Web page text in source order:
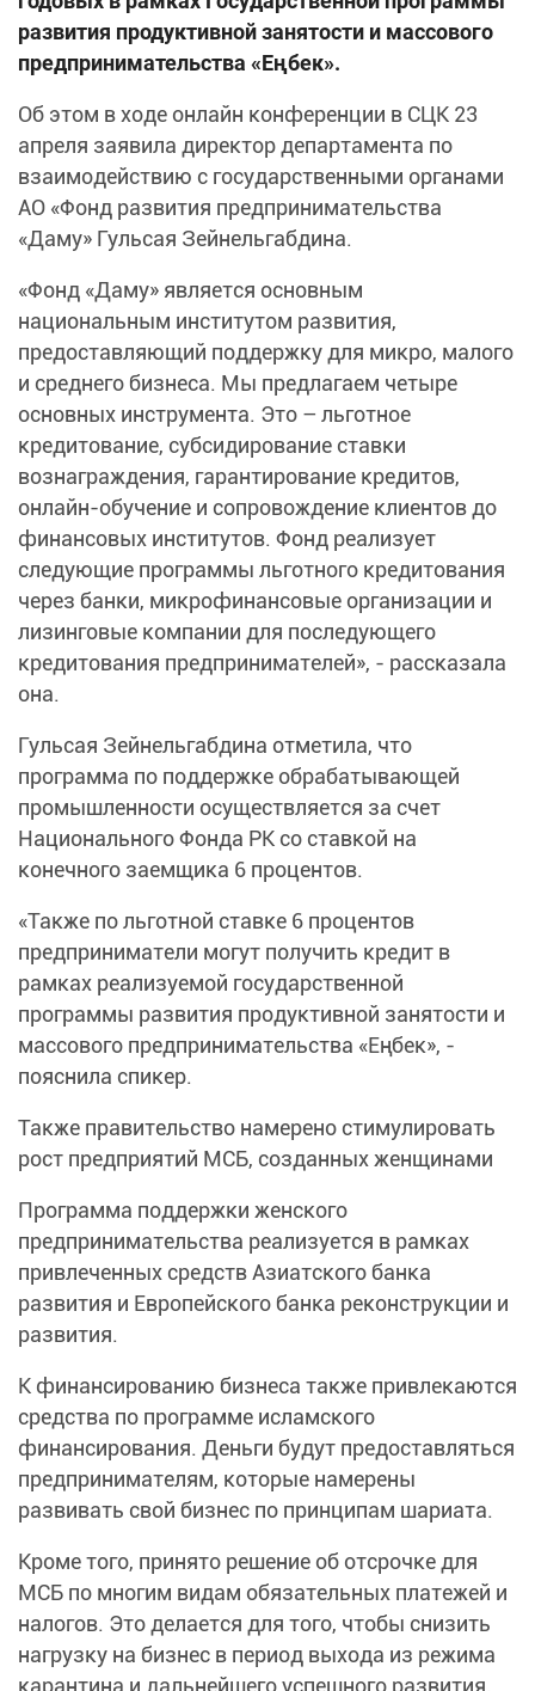
развития продуктивной занятости и массового
предпринимательства «Еңбек».
Об этом в ходе онлайн конференции в СЦК 23
апреля заявила директор департамента по
взаимодействию с государственными органами
АО «Фонд развития предпринимательства
«Даму» Гульсая Зейнельгабдина.
«Фонд «Даму» является основным
национальным институтом развития,
предоставляющий поддержку для микро, малого
и среднего бизнеса. Мы предлагаем четыре
основных инструмента. Это – льготное
кредитование, субсидирование ставки
вознаграждения, гарантирование кредитов,
онлайн-обучение и сопровождение клиентов до
финансовых институтов. Фонд реализует
следующие программы льготного кредитования
через банки, микрофинансовые организации и
лизинговые компании для последующего
кредитования предпринимателей», - рассказала
она.
Гульсая Зейнельгабдина отметила, что
программа по поддержке обрабатывающей
промышленности осуществляется за счет
Национального Фонда РК со ставкой на
конечного заемщика 6 процентов.
«Также по льготной ставке 6 процентов
предприниматели могут получить кредит в
рамках реализуемой государственной
программы развития продуктивной занятости и
массового предпринимательства «Еңбек», -
пояснила спикер.
Также правительство намерено стимулировать
рост предприятий МСБ, созданных женщинами
Программа поддержки женского
предпринимательства реализуется в рамках
привлеченных средств Азиатского банка
развития и Европейского банка реконструкции и
развития.
К финансированию бизнеса также привлекаются
средства по программе исламского
финансирования. Деньги будут предоставляться
предпринимателям, которые намерены
развивать свой бизнес по принципам шариата.
Кроме того, принято решение об отсрочке для
МСБ по многим видам обязательных платежей и
налогов. Это делается для того, чтобы снизить
нагрузку на бизнес в период выхода из режима
карантина и дальнейшего успешного развития.